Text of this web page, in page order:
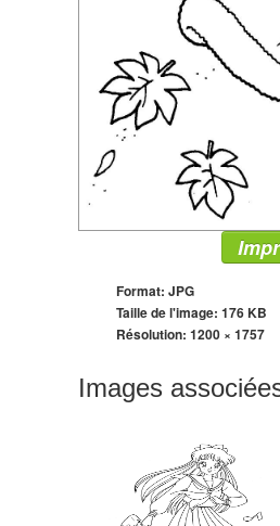
Format: JPG
Taille de l'image: 176 KB
Résolution: 1200 × 1757
Images